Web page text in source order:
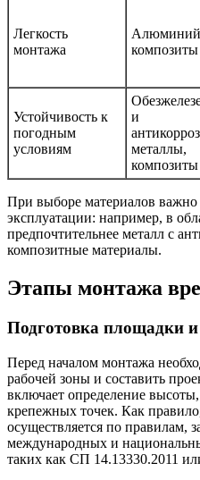
Легкость
монтажа
композиты
Устойчивость к
погодным
условиям
и
металлы,
композиты
При выборе материалов важно
эксплуатации: например, в
предпочтительнее металл с
композитные материалы.
Этапы монтажа
Подготовка площадки
Перед началом монтажа
рабочей зоны и составить
включает определение
крепежных точек. Как
осуществляется по правилам,
международных и
таких как СП 14.13330.2011